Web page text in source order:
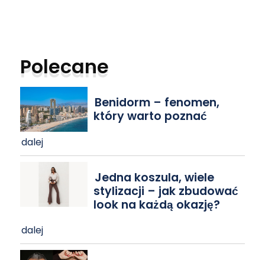
Polecane
Benidorm – fenomen,
który warto poznać
dalej
Jedna koszula, wiele
stylizacji – jak zbudować
look na każdą okazję?
dalej